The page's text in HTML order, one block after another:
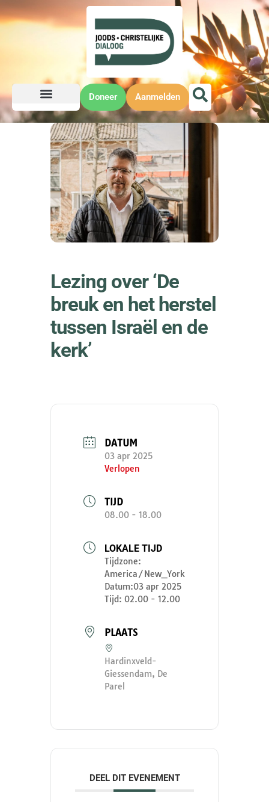
Doneer Aanmelden
Lezing over ‘De
breuk en het herstel
tussen Israël en de
kerk’
DATUM
03 apr 2025
Verlopen
TIJD
08.00 - 18.00
LOKALE TIJD
Tijdzone:
America/New_York
Datum:03 apr 2025
Tijd: 02.00 - 12.00
PLAATS
Hardinxveld-
Giessendam, De
Parel
DEEL DIT EVENEMENT